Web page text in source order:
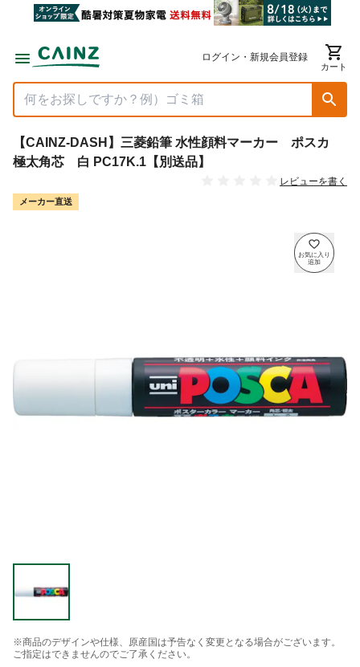
ログイン・新規会員登録
カート
【CAINZ-DASH】三菱鉛筆 水性顔料マーカー ポスカ
極太角芯 白 PC17K.1【別送品】
レビューを書く
メーカー直送
※商品のデザインや仕様、原産国は予告なく変更となる場合がございます。
ご指定はできませんのでご了承ください。